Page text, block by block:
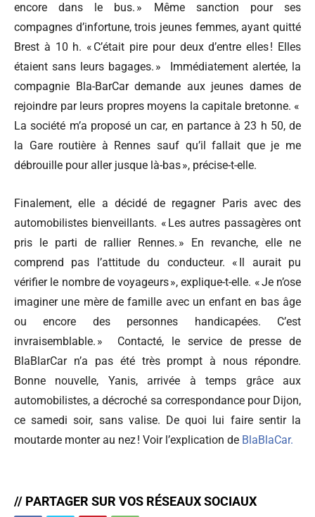
encore dans le bus. » Même sanction pour ses
compagnes d’infortune, trois jeunes femmes, ayant quitté
Brest à 10 h. « C’était pire pour deux d’entre elles ! Elles
étaient sans leurs bagages. »
Immédiatement alertée, la
compagnie Bla-BarCar demande aux jeunes dames de
rejoindre par leurs propres moyens la capitale bretonne. «
La société m’a proposé un car, en partance à 23 h 50, de
la Gare routière à Rennes sauf qu’il fallait que je me
débrouille pour aller jusque là-bas », précise-t-elle.
Finalement, elle a décidé de regagner Paris avec des
automobilistes bienveillants. « Les autres passagères ont
pris le parti de rallier Rennes. » En revanche, elle ne
comprend pas l’attitude du conducteur. « Il aurait pu
vérifier le nombre de voyageurs », explique-t-elle. « Je n’ose
imaginer une mère de famille avec un enfant en bas âge
ou encore des personnes handicapées. C’est
invraisemblable. »
Contacté, le service de presse de
BlaBlarCar n’a pas été très prompt à nous répondre.
Bonne nouvelle, Yanis, arrivée à temps grâce aux
automobilistes, a décroché sa correspondance pour Dijon,
ce samedi soir, sans valise. De quoi lui faire sentir la
moutarde monter au nez ! Voir l’explication de BlaBlaCar.
// PARTAGER SUR VOS RÉSEAUX SOCIAUX